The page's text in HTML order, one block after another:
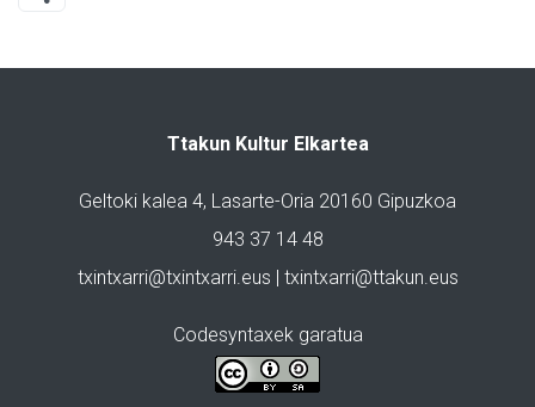
Ttakun Kultur Elkartea
Geltoki kalea 4, Lasarte-Oria 20160 Gipuzkoa
943 37 14 48
txintxarri@txintxarri.eus | txintxarri@ttakun.eus
Codesyntaxek garatua